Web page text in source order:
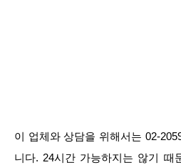
이 업체와 상담을 위해서는 02-
니다. 24시간 가능하지는 않기 때